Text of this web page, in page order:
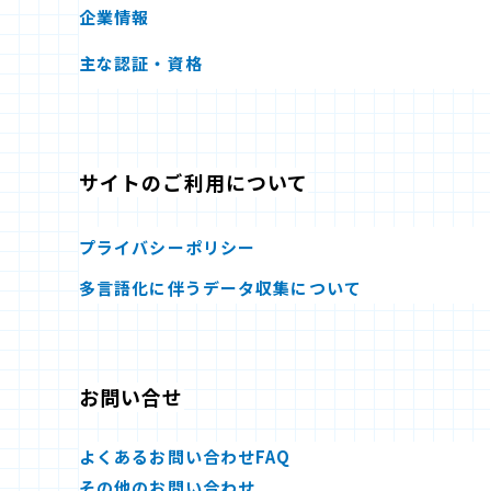
企業情報
主な認証・資格
サイトのご利用について
プライバシーポリシー
多言語化に伴うデータ収集について
お問い合せ
よくあるお問い合わせFAQ